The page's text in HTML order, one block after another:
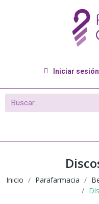
Iniciar sesión
Inicio Parafarmacia